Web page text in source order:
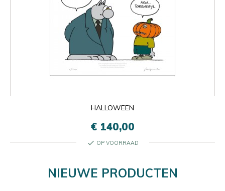
HALLOWEEN
€ 140,00
check OP VOORRAAD
NIEUWE PRODUCTEN